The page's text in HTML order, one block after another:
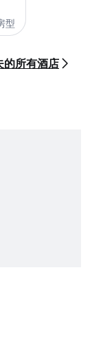
型
的所有酒店